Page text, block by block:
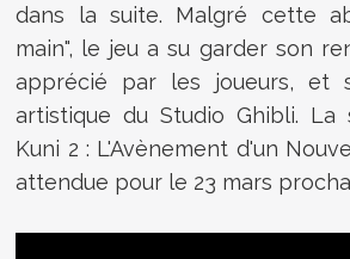
dans la suite. Malgré cette
main", le jeu a su garder son
apprécié par les joueurs, et
artistique du Studio Ghibli. La
Kuni 2 : L'Avènement d'un
attendue pour le 23 mars